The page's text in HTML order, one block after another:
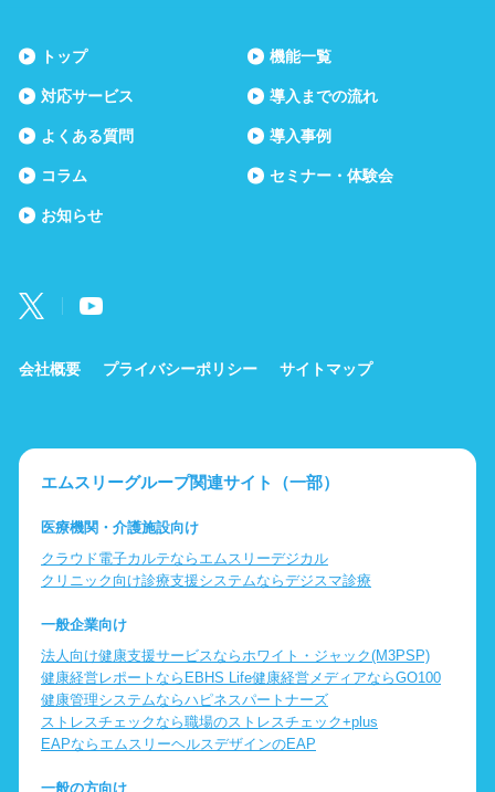
トップ 機能一覧
対応サービス 導入までの流れ
よくある質問 導入事例
コラム セミナー・体験会
お知らせ
会社概要 プライバシーポリシー サイトマップ
エムスリーグループ関連サイト（一部）
医療機関・介護施設向け
クラウド電子カルテならエムスリーデジカル
クリニック向け診療支援システムならデジスマ診療
一般企業向け
法人向け健康支援サービスならホワイト・ジャック(M3PSP)
健康経営レポートならEBHS Life健康経営メディアならGO100
健康管理システムならハピネスパートナーズ
ストレスチェックなら職場のストレスチェック+plus
EAPならエムスリーヘルスデザインのEAP
一般の方向け